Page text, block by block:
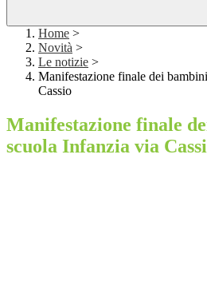
Home >
Novità >
Le notizie >
Manifestazione finale dei
Cassio
Manifestazione finale
scuola Infanzia via